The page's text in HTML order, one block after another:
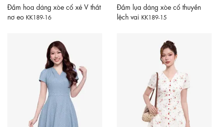
Đầm hoa dáng xòe cổ xẻ V thắt
nơ eo KK189-16
Đầm lụa dáng xòe cổ thuyền
lệch vai KK189-15